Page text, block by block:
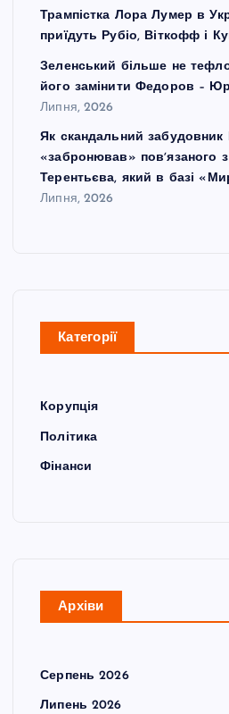
Трампістка Лора Лумер в
приїдуть Рубіо, Віткофф і
Зеленський більше не
його замінити Федоров –
Липня, 2026
Як скандальний
«забронював» повʼязаного
Терентьєва, який в базі
Липня, 2026
Категорії
Корупція
Політика
Фінанси
Архіви
Серпень 2026
Липень 2026